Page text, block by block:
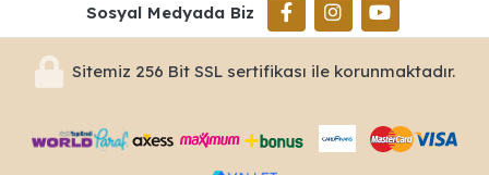
Sosyal Medyada Biz
Sitemiz 256 Bit SSL sertifikası ile korunmaktadır.